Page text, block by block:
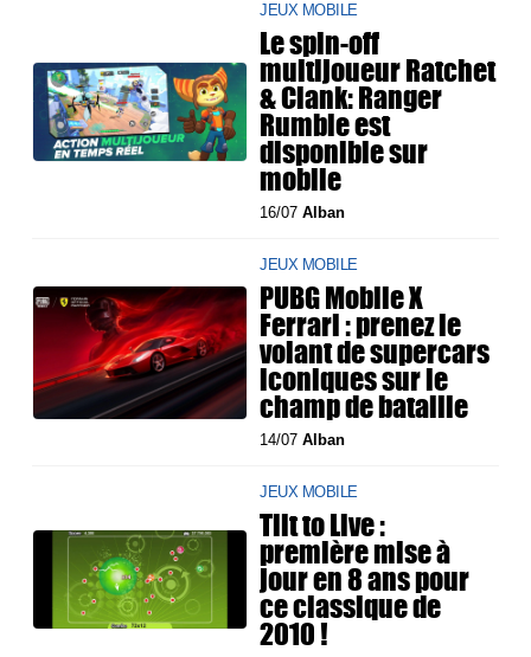
JEUX MOBILE
Le spin-off
multijoueur Ratchet
& Clank: Ranger
Rumble est
disponible sur
mobile
16/07Alban
JEUX MOBILE
PUBG Mobile X
Ferrari : prenez le
volant de supercars
iconiques sur le
champ de bataille
14/07Alban
JEUX MOBILE
Tilt to Live :
première mise à
jour en 8 ans pour
ce classique de
2010 !